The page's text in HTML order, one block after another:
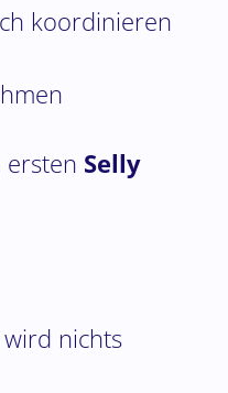
koordinieren
Selly
nichts